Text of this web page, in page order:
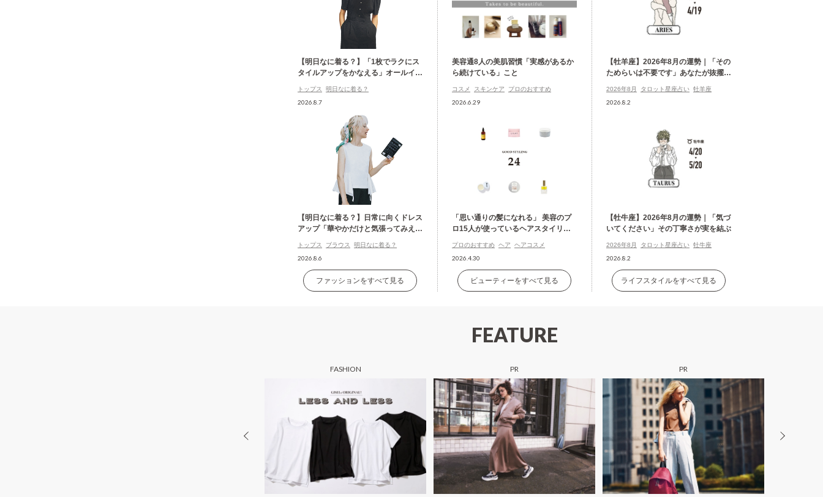
【明日なに着る？】「1枚でラクにス
タイルアップをかなえる」オールイン
トップス 明日なに着る？
2026.8.7
【明日なに着る？】日常に向くドレス
アップ「華やかだけと気張ってみえな
トップス ブラウス 明日なに着る？
2026.8.6
ファッションをすべて見る
美容通8人の美肌習慣「実感があるか
ら続けている」こと
コスメ スキンケア プロのおすすめ
2026.6.29
「思い通りの髪になれる」 美容のプ
ロ15人が使っているヘアスタイリン
プロのおすすめ ヘア ヘアコスメ
2026.4.30
ビューティーをすべて見る
【牡羊座】2026年8月の運勢｜「その
ためらいは不要です」あなたが抜擢さ
2026年8月 タロット星座占い 牡羊座
2026.8.2
【牡牛座】2026年8月の運勢｜「気づ
いてください」その丁寧さが実を結ぶ
2026年8月 タロット星座占い 牡牛座
2026.8.2
ライフスタイルをすべて見る
FEATURE
FASHION PR PR